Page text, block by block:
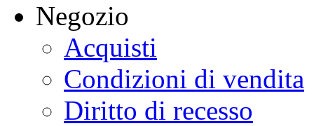
Negozio
Acquisti
Condizioni di vendita
Diritto di recesso